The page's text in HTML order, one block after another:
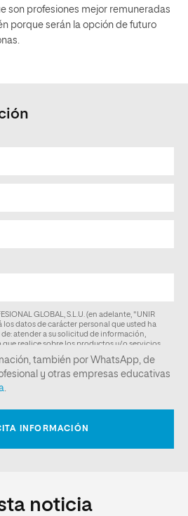
son profesiones mejor remuneradas
porque serán la opción de futuro
noticia